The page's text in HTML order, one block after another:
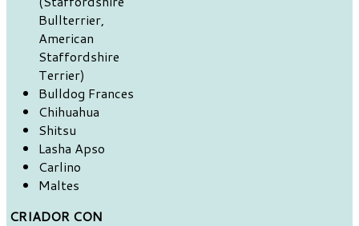
Bullterrier,
American
Staffordshire
Terrier)
Bulldog Frances
Chihuahua
Shitsu
Lasha Apso
Carlino
Maltes
CRIADOR CON